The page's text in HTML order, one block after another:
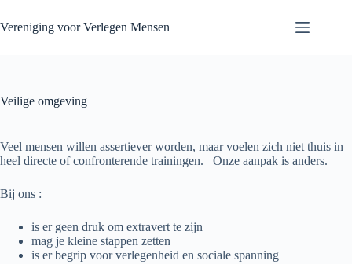
to
content
Vereniging voor Verlegen Mensen
Veilige omgeving
Veel mensen willen assertiever worden, maar voelen zich niet thuis in
heel directe of confronterende trainingen. Onze aanpak is anders.
Bij ons :
is er geen druk om extravert te zijn
mag je kleine stappen zetten
is er begrip voor verlegenheid en sociale spanning